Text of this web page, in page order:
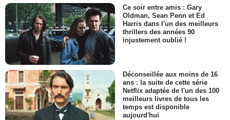
Ce soir entre amis : Gary
Oldman, Sean Penn et Ed
Harris dans l'un des meilleurs
thrillers des années 90
injustement oublié !
Déconseillée aux moins de 16
ans : la suite de cette série
Netflix adaptée de l'un des 100
meilleurs livres de tous les
temps est disponible
aujourd'hui